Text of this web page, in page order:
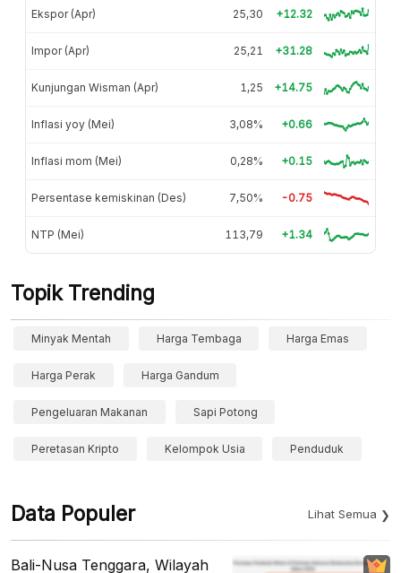
Ekspor (Apr) 25,30 +12.32
Impor (Apr) 25,21 +31.28
Kunjungan Wisman (Apr) 1,25 +14.75
Inflasi yoy (Mei) 3,08% +0.66
Inflasi mom (Mei) 0,28% +0.15
Persentase kemiskinan (Des) 7,50% -0.75
NTP (Mei) 113,79 +1.34
Topik Trending
Minyak Mentah Harga Tembaga Harga Emas
Harga Perak Harga Gandum
Pengeluaran Makanan Sapi Potong
Peretasan Kripto Kelompok Usia Penduduk
Data Populer Lihat Semua
Bali-Nusa Tenggara, Wilayah